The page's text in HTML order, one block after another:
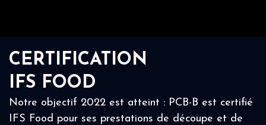
CERTIFICATION
IFS FOOD
Notre objectif 2022 est atteint : PCB-B est certifié
IFS Food pour ses prestations de découpe et de